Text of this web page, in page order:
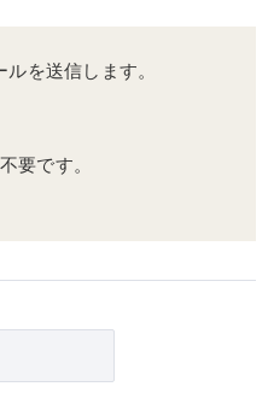
を送信します。
要です。